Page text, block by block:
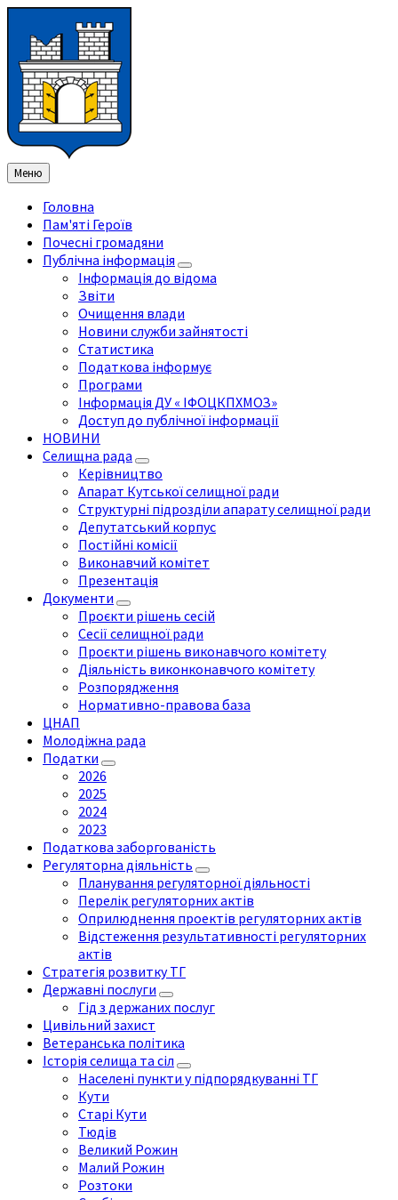
змісту
ліву
бічну
панель
праву
бічну
панель
нижнього
колонтитула
Меню
Головна
Пам'яті Героїв
Почесні громадяни
Публічна інформація
Інформація до відома
Звіти
Очищення влади
Новини служби зайнятості
Статистика
Податкова інформує
Програми
Інформація ДУ « ІФОЦКПХМОЗ»
Доступ до публічної інформації
НОВИНИ
Селищна рада
Керівництво
Апарат Кутської селищної ради
Структурні підрозділи апарату селищної ради
Депутатський корпус
Постійні комісії
Виконавчий комітет
Презентація
Документи
Проєкти рішень сесій
Сесії селищної ради
Проєкти рішень виконавчого комітету
Діяльність виконконавчого комітету
Розпорядження
Нормативно-правова база
ЦНАП
Молодіжна рада
Податки
2026
2025
2024
2023
Податкова заборгованість
Регуляторна діяльність
Планування регуляторної діяльності
Перелік регуляторних актів
Оприлюднення проектів регуляторних актів
Відстеження результативності регуляторних
актів
Стратегія розвитку ТГ
Державні послуги
Гід з держаних послуг
Цивільний захист
Ветеранська політика
Історія селища та сіл
Населені пункти у підпорядкуванні ТГ
Кути
Старі Кути
Тюдів
Великий Рожин
Малий Рожин
Розтоки